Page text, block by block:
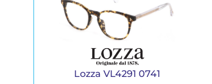
Lozza VL4291 0741